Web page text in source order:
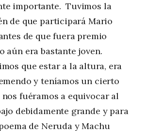
importante. Tuvimos la
de que participará Mario
de que fuera premio
aún era bastante joven.
que estar a la altura, era
y teníamos un cierto
fuéramos a equivocar al
debidamente grande y para
de Neruda y Machu